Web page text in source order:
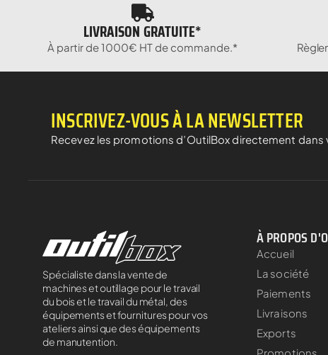
LIVRAISON GRATUITE*
À partir de 1000€ HT de commande.*
INSCRIVEZ-VOUS À LA NEWSLETTER
Recevez les promotions d’OutilBox directement dans
Spécialiste dans la vente de
machines et outillage pour le travail
du bois et le travail du métal, des
équipements et fournitures pour vos
ateliers ainsi que des équipements
de manutention.
À PROPOS
Accueil
La société
Paiements
Livraisons
Exports
Promotions